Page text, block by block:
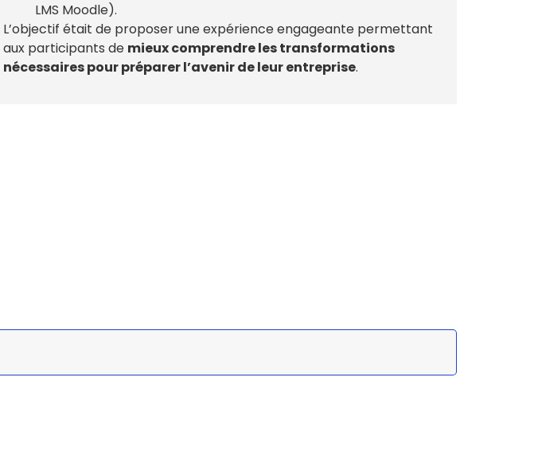
LMS Moodle).
L’objectif était de proposer une expérience engageante permettant
aux participants de mieux comprendre les transformations
nécessaires pour préparer l’avenir de leur entreprise.